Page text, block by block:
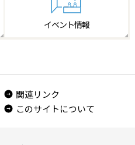
イベント情報
関連リンク
このサイトについて